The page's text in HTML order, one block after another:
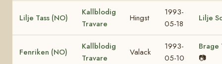
Lilje Tass (NO)
Kallblodig
Travare
Hingst
1993-
05-18
Lilje
Fenriken (NO)
Kallblodig
Travare
Valack
1993-
05-10
Brage
📷